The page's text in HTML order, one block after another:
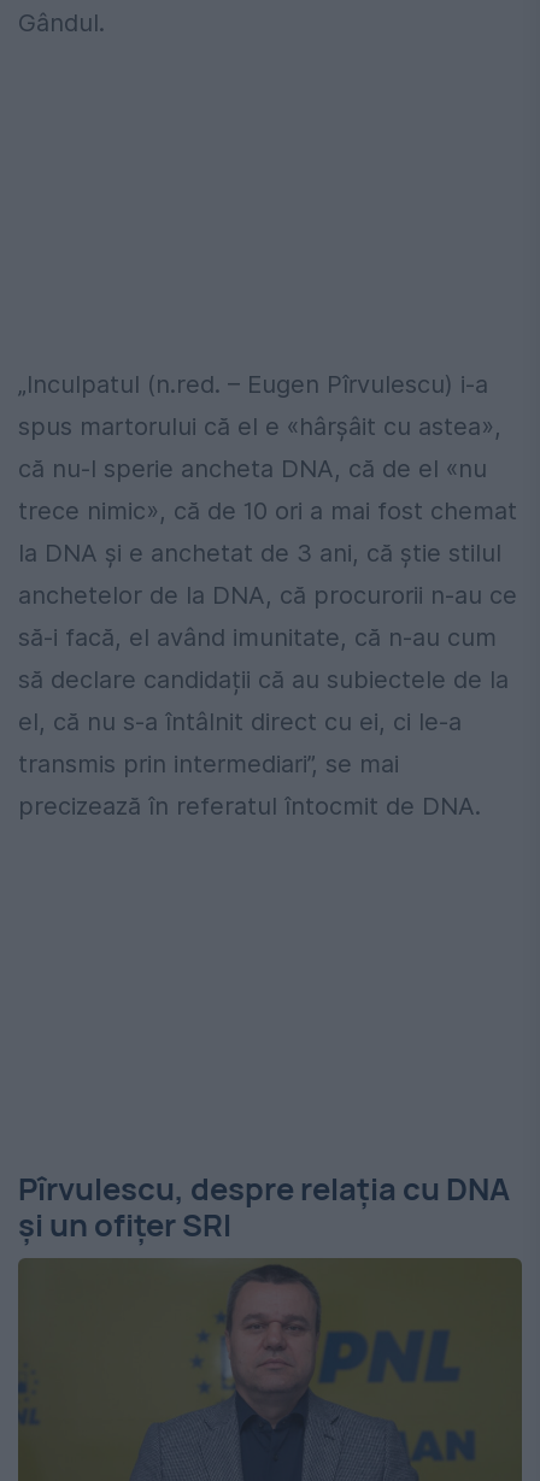
Gândul.
„Inculpatul (n.red. – Eugen Pîrvulescu) i-a
spus martorului că el e «hârșâit cu astea»,
că nu-l sperie ancheta DNA, că de el «nu
trece nimic», că de 10 ori a mai fost chemat
la DNA și e anchetat de 3 ani, că știe stilul
anchetelor de la DNA, că procurorii n-au ce
să-i facă, el având imunitate, că n-au cum
să declare candidații că au subiectele de la
el, că nu s-a întâlnit direct cu ei, ci le-a
transmis prin intermediari”, se mai
precizează în referatul întocmit de DNA.
Pîrvulescu, despre relația cu DNA
și un ofițer SRI